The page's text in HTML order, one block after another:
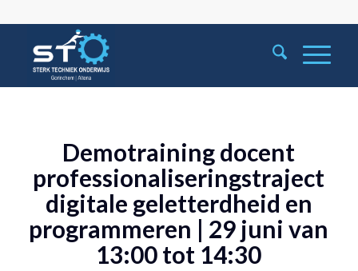
Demotraining docent
professionaliseringstraject
digitale geletterdheid en
programmeren | 29 juni van
13:00 tot 14:30